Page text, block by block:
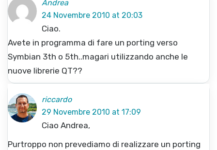
Andrea
24 Novembre 2010 at 20:03
Ciao.
Avete in programma di fare un porting verso
Symbian 3th o 5th..magari utilizzando anche le
nuove librerie QT??
riccardo
29 Novembre 2010 at 17:09
Ciao Andrea,
Purtroppo non prevediamo di realizzare un porting